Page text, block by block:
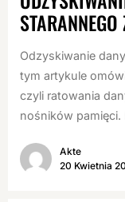
Odzyskiwanie
tym artykule
czyli ratowania
nośników pamięci.
Akte
20 Kwietnia